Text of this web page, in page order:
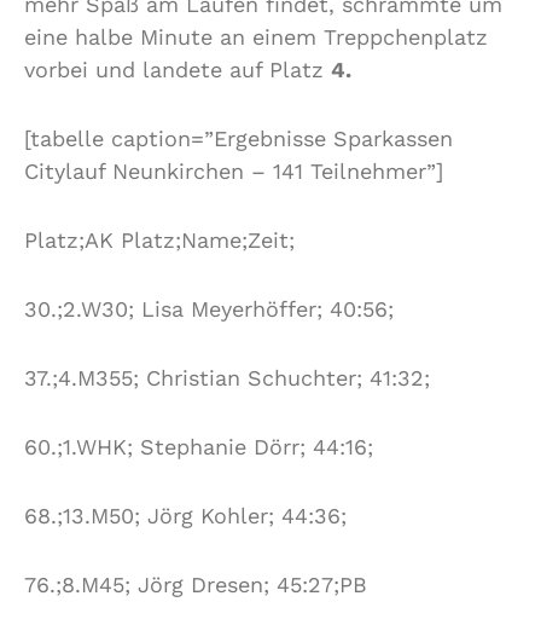
eine halbe Minute an einem Treppchenplatz
vorbei und landete auf Platz 4.
[tabelle caption=”Ergebnisse Sparkassen
Citylauf Neunkirchen – 141 Teilnehmer”]
Platz;AK Platz;Name;Zeit;
30.;2.W30; Lisa Meyerhöffer; 40:56;
37.;4.M355; Christian Schuchter; 41:32;
60.;1.WHK; Stephanie Dörr; 44:16;
68.;13.M50; Jörg Kohler; 44:36;
76.;8.M45; Jörg Dresen; 45:27;PB